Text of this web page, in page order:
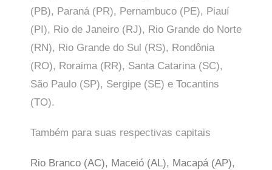
(PB), Paraná (PR), Pernambuco (PE), Piauí
(PI), Rio de Janeiro (RJ), Rio Grande do Norte
(RN), Rio Grande do Sul (RS), Rondônia
(RO), Roraima (RR), Santa Catarina (SC),
São Paulo (SP), Sergipe (SE) e Tocantins
(TO).
Também para suas respectivas capitais
Rio Branco (AC), Maceió (AL), Macapá (AP),